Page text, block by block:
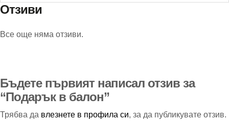
Отзиви
Все още няма отзиви.
Бъдете първият написал отзив за
“Подарък в балон”
Трябва да влезнете в профила си, за да публикувате отзив.